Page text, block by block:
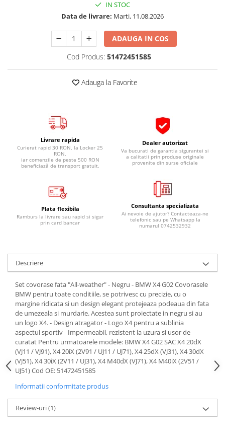
Ulei transmisie
Incarcatoar acumulator baterie
Incarcatoare acumulator baterie
Consumabile BMW Motorrad
Uleiuri si lichide moto
Ulei transmisie moto
Curatare si intretinere lant moto
Antigel moto
Aditivi moto
Filtre moto
Filtru combustibil
Buson golire ulei
Filtru ulei moto
Filtru aer moto
Intretinere si curatare filtre moto
Intretinere moto
Intretinere echipament moto
Curatare moto
Covor moto
Antifurt
IN STOC
Data de livrare: Marti, 11.08.2026
ADAUGA IN COS
Cod Produs: 51472451585
Adauga la Favorite
Livrare rapida
Curierat rapid 30 RON, la Locker 25
RON,
iar comenzile de peste 500 RON
beneficiază de transport gratuit.
Dealer autorizat
Va bucurati de garantia sigurantei si
a calitatii prin produse originale
provenite din surse oficiale
Plata flexibila
Ramburs la livrare sau rapid si sigur
prin card bancar
Consultanta specializata
Ai nevoie de ajutor? Contacteaza-ne
telefonic sau pe Whatsapp la
numarul 0742532932
Descriere
Set covorase fata "All-weather" - Negru - BMW X4 G02 Covorasele
BMW pentru toate conditiile, se potrivesc cu precizie, cu o
margine ridicata si un design elegant protejeaza podeaua din fata
de umezeala si murdarie. Acestea sunt proiectate in negru si au
un logo X4. - Design atragator - Logo X4 pentru a sublinia
aspectul sportiv - Impermeabil, rezistent la uzura si usor de
curatat Pentru urmatoarele modele: BMW X4 G02 SAC X4 20dX
(VJ11 / VJ91), X4 20iX (2V91 / UJ11 / UJ71), X4 25dX (VJ31), X4 30dX
(VJ51), X4 30iX (2V11 / UJ31), X4 M40dX (VJ71), X4 M40iX (2V51 /
UJ51) Cod OE: 51472451585
Informatii conformitate produs
Review-uri(1)